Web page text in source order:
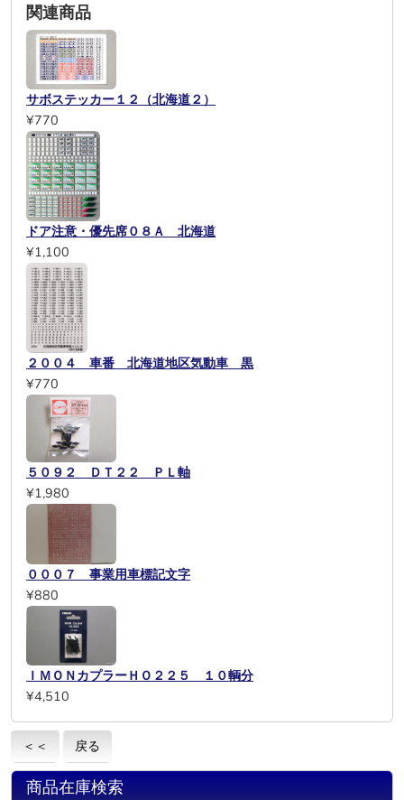
関連商品
サボステッカー１２（北海道２）
¥770
ドア注意・優先席０８Ａ 北海道
¥1,100
２００４ 車番 北海道地区気動車 黒
¥770
５０９２ ＤＴ２２ ＰＬ軸
¥1,980
０００７ 事業用車標記文字
¥880
ＩＭＯＮカプラーＨＯ２２５ １０輌分
¥4,510
＜＜ 戻る
商品在庫検索